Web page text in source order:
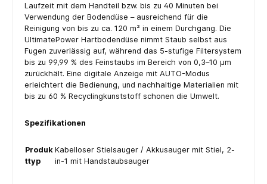
Laufzeit mit dem Handteil bzw. bis zu 40 Minuten bei
Verwendung der Bodendüse – ausreichend für die
Reinigung von bis zu ca. 120 m² in einem Durchgang. Die
UltimatePower Hartbodendüse nimmt Staub selbst aus
Fugen zuverlässig auf, während das 5-stufige Filtersystem
bis zu 99,99 % des Feinstaubs im Bereich von 0,3–10 µm
zurückhält. Eine digitale Anzeige mit AUTO-Modus
erleichtert die Bedienung, und nachhaltige Materialien mit
bis zu 60 % Recyclingkunststoff schonen die Umwelt.
Spezifikationen
Produk
ttyp
Kabelloser Stielsauger / Akkusauger mit Stiel, 2-
in-1 mit Handstaubsauger